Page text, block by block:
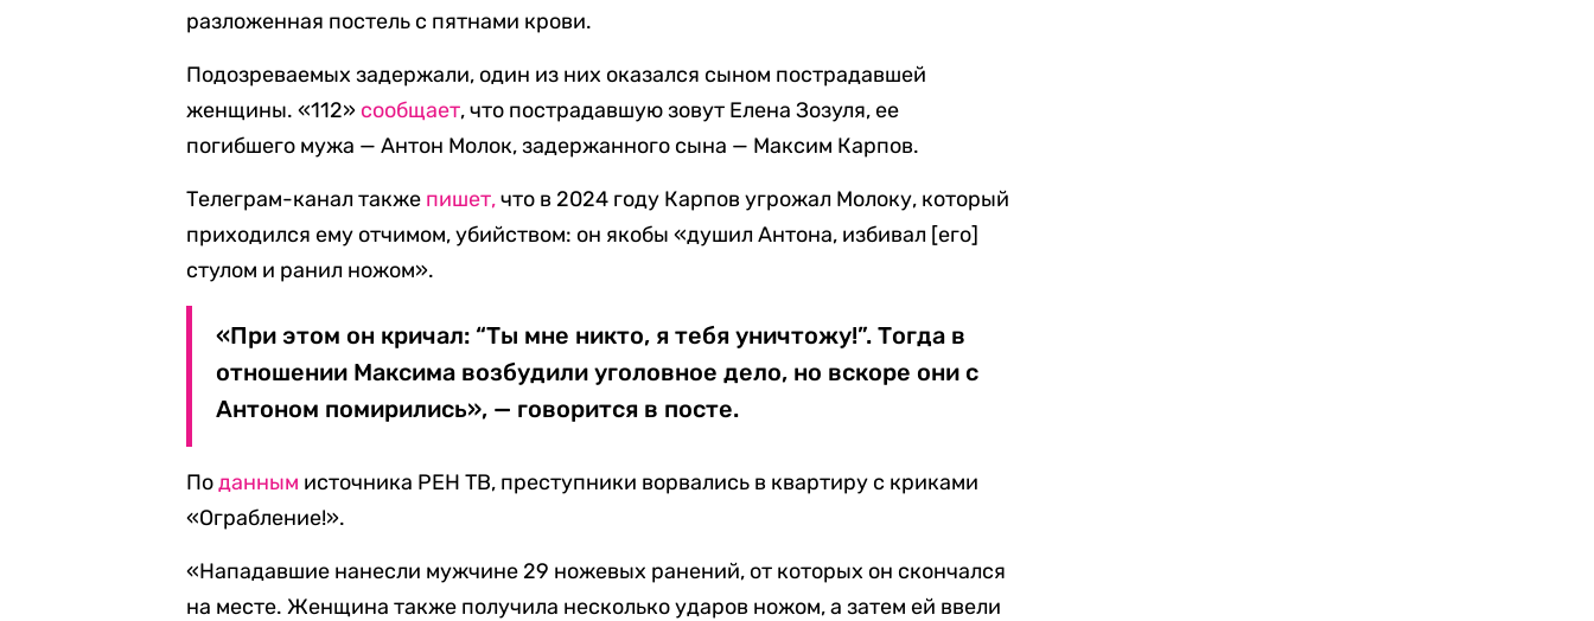
разложенная постель с пятнами крови.
Подозреваемых задержали, один из них оказался сыном пострадавшей
женщины. «112» сообщает, что пострадавшую зовут Елена Зозуля, ее
погибшего мужа — Антон Молок, задержанного сына — Максим Карпов.
Телеграм-канал также пишет,что в 2024 году Карпов угрожал Молоку, который
приходился ему отчимом, убийством: он якобы «душил Антона, избивал [его]
стулом и ранил ножом».
«При этом он кричал: “Ты мне никто, я тебя уничтожу!”. Тогда в
отношении Максима возбудили уголовное дело, но вскоре они с
Антоном помирились», — говорится в посте.
Поданным источника РЕН ТВ, преступники ворвались в квартиру с криками
«Ограбление!».
«Нападавшие нанесли мужчине 29 ножевых ранений, от которых он скончался
на месте. Женщина также получила несколько ударов ножом, а затем ей ввели